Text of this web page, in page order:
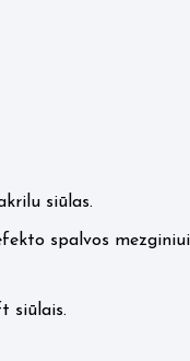
siūlas.
spalvos
siūlais.